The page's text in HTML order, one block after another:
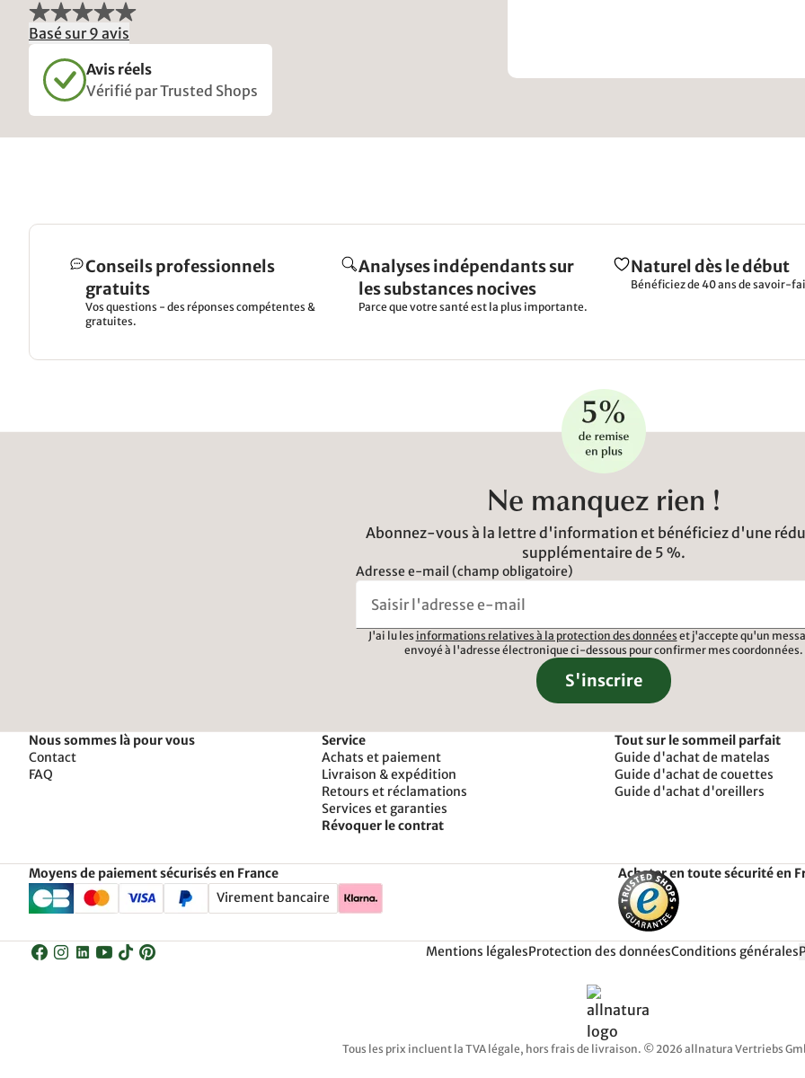
Basé sur 9 avis
Avis réels
Vérifié par Trusted Shops
Conseils professionnels
gratuits
Vos questions - des réponses compétentes &
gratuites.
Analyses indépendants sur
les substances nocives
Parce que votre santé est la plus importante.
Naturel dès le début
Bénéficiez de 40 ans de savoir-
Ne manquez rien !
Abonnez-vous à la lettre d'information et bénéficiez d'une
supplémentaire de 5 %.
Adresse e-mail (champ obligatoire)
J'ai lu les informations relatives à la protection des données et j'accepte qu'un
envoyé à l'adresse électronique ci-dessous pour confirmer mes coordonnées.
S'inscrire
Nous sommes là pour vous
Contact
FAQ
Service
Achats et paiement
Livraison & expédition
Retours et réclamations
Services et garanties
Révoquer le contrat
Tout sur le sommeil parfait
Guide d'achat de matelas
Guide d'achat de couettes
Guide d'achat d'oreillers
Moyens de paiement sécurisés en France
Virement bancaire
Acheter en toute sécurité en
Mentions légalesProtection des donnéesConditions générales
Tous les prix incluent la TVA légale, hors frais de livraison. © 2026 allnatura Vertriebs